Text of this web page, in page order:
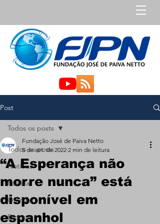
Post
Todos os posts
Notícias
Política
Opinião
Esporte
Todos os posts
“A Esperança não
morre nunca” está
disponível em
espanhol
Fundação José de Paiva Netto
5 de set. de 2022 2 min de leitura